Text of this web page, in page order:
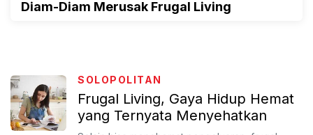
Diam-Diam Merusak Frugal Living
SOLOPOLITAN
Frugal Living, Gaya Hidup Hemat
yang Ternyata Menyehatkan